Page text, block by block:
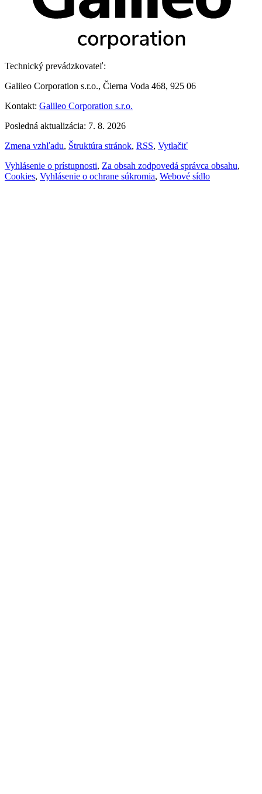
Technický prevádzkovateľ:
Galileo Corporation s.r.o., Čierna Voda 468, 925 06
Kontakt: Galileo Corporation s.r.o.
Posledná aktualizácia: 7. 8. 2026
Zmena vzhľadu, Štruktúra stránok, RSS, Vytlačiť
Vyhlásenie o prístupnosti, Za obsah zodpovedá správca obsahu,
Cookies, Vyhlásenie o ochrane súkromia, Webové sídlo